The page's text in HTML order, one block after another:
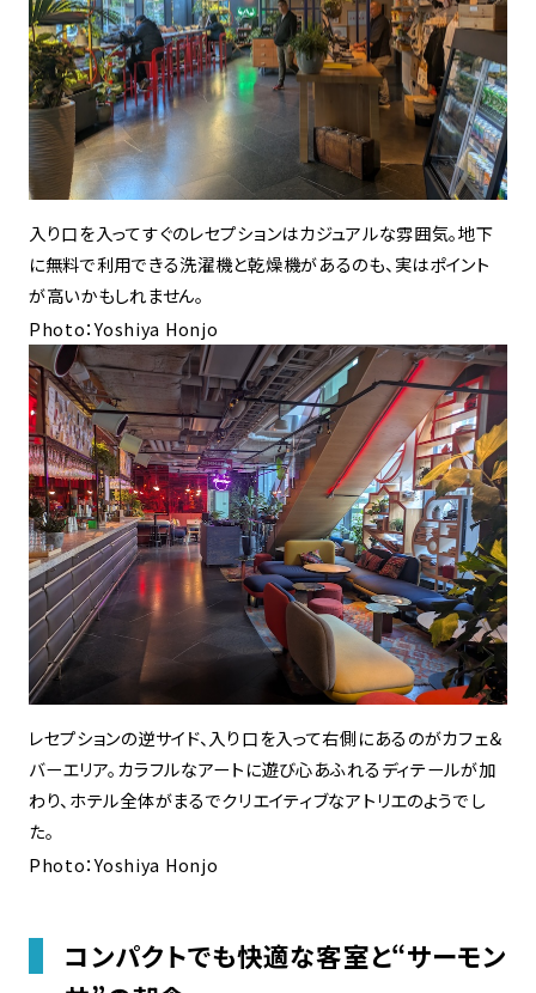
入り口を入ってすぐのレセプションはカジュアルな雰囲気。地下
に無料で利用できる洗濯機と乾燥機があるのも、実はポイント
が高いかもしれません。
Photo：Yoshiya Honjo
レセプションの逆サイド、入り口を入って右側にあるのがカフェ＆
バーエリア。カラフルなアートに遊び心あふれるディテールが加
わり、ホテル全体がまるでクリエイティブなアトリエのようでし
た。
Photo：Yoshiya Honjo
コンパクトでも快適な客室と“サーモン